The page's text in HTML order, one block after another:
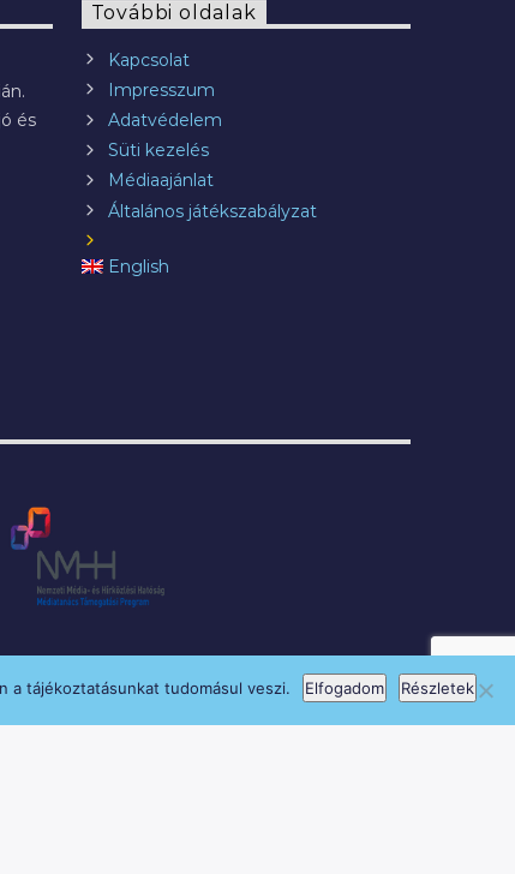
és
További oldalak
Kapcsolat
Impresszum
Adatvédelem
Süti kezelés
Médiaajánlat
Általános játékszabályzat
English
a tájékoztatásunkat tudomásul veszi. Elfogadom Részletek